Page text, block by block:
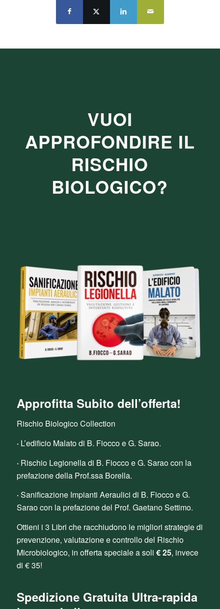
VUOI
APPROFONDIRE IL
RISCHIO
BIOLOGICO?
Approfitta Subito dell’offerta!
Rischio Biologico Collection
· L’edificio Malato di B. Fiocco e G. Sarao.
· Rischio Legionella di B. Fiocco e G. Sarao con la
prefazione della Prof.ssa Borella.
·Sanificazione Impianti Aeraulici di B. Fiocco e G.
Sarao con la prefazione del Prof. Gaetano Settimo.
Ottieni i 3 Libri che racchiudono le migliori strategie di
prevenzione, valutazione e controllo del Rischio
Microbiologico, in offerta speciale a soli € 25, invece
di € 35!
Spedizione Gratuita Ultra-rapida